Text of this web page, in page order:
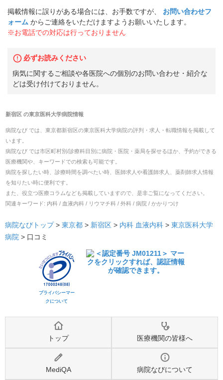
掲載情報に誤りがある場合には、お手数ですが、
お問い合わせフ
ォーム からご連絡をいただけますようお願いいたします。
※お電話での対応は行っておりません
必ずお読みください
病気に関するご相談や各医院への個別のお問い合わせ・紹介な
どは受け付けておりません。
新宿区 の東京医科大学病院情報
病院なび では、 東京都新宿区の東京医科大学病院の評判・求人・転職情報を掲載して
います。
病院なび では市区町村別/診療科目別に病院・医院・薬局を探せるほか、予約ができる
医療機関や、キーワードでの検索も可能です。
病院を探したい時、診療時間を調べたい時、医師求人や看護師求人、薬剤師求人情報
を知りたい時に便利です。
また、役立つ医療コラムなども掲載していますので、是非ご覧になってください。
関連キーワード: 内科 / 血液内科 / リウマチ科 / 外科 / 病院 / かかりつけ
病院なびトップ > 東京都 > 新宿区 > 内科 血液内科 > 東京医科大学
病院 > 口コミ
プライバシーマー
クについて
トップ 医療機関の皆様へ
MediQA 病院なびについて